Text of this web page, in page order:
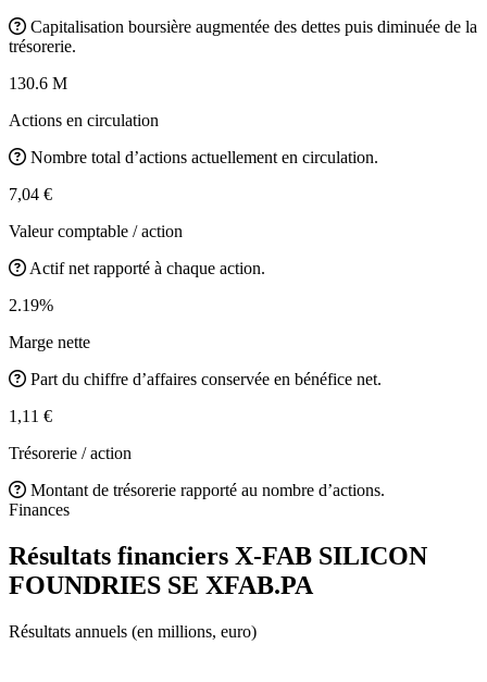
Capitalisation boursière augmentée des dettes puis diminuée de la
trésorerie.
130.6 M
Actions en circulation
Nombre total d’actions actuellement en circulation.
7,04 €
Valeur comptable / action
Actif net rapporté à chaque action.
2.19%
Marge nette
Part du chiffre d’affaires conservée en bénéfice net.
1,11 €
Trésorerie / action
Montant de trésorerie rapporté au nombre d’actions.
Finances
Résultats financiers X-FAB SILICON
FOUNDRIES SE XFAB.PA
Résultats annuels (en millions, euro)